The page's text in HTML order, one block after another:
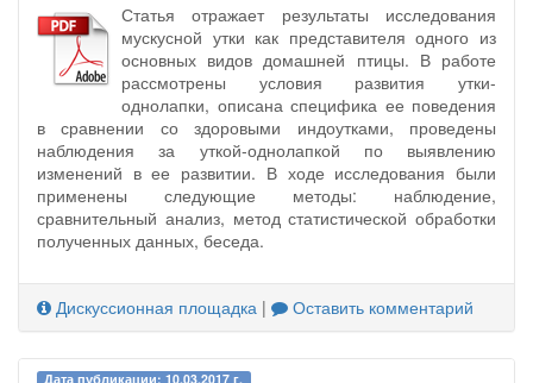
Статья отражает результаты исследования
мускусной утки как представителя одного из
основных видов домашней птицы. В работе
рассмотрены условия развития утки-
однолапки, описана специфика ее поведения
в сравнении со здоровыми индоутками, проведены
наблюдения за уткой-однолапкой по выявлению
изменений в ее развитии. В ходе исследования были
применены следующие методы: наблюдение,
сравнительный анализ, метод статистической обработки
полученных данных, беседа.
Дискуссионная площадка | Оставить комментарий
Дата публикации: 10.03.2017 г.